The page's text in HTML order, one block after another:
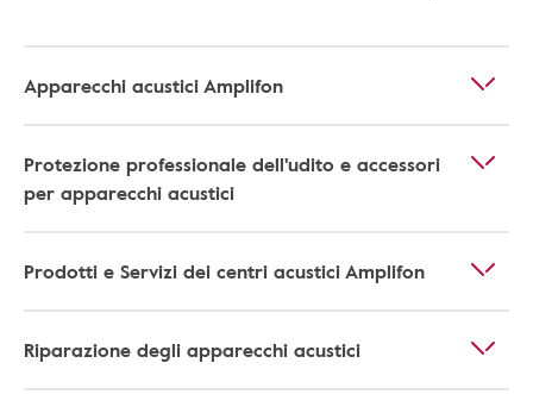
Apparecchi acustici Amplifon
Protezione professionale dell'udito e accessori
per apparecchi acustici
Prodotti e Servizi dei centri acustici Amplifon
Riparazione degli apparecchi acustici